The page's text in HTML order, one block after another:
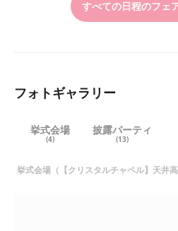
すべての日程のフェ
フォトギャラリー
挙式会場
(4)
披露パーティ
(13)
挙式会場（【クリスタルチャペル】天井高